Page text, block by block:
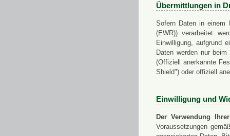
Übermittlungen in
Sofern Daten in einem
(EWR)) verarbeitet
Einwilligung, aufgrund
Daten werden nur
(Offiziell anerkannte
Shield") oder offiziell
Einwilligung und
Der Verwendung
Voraussetzungen